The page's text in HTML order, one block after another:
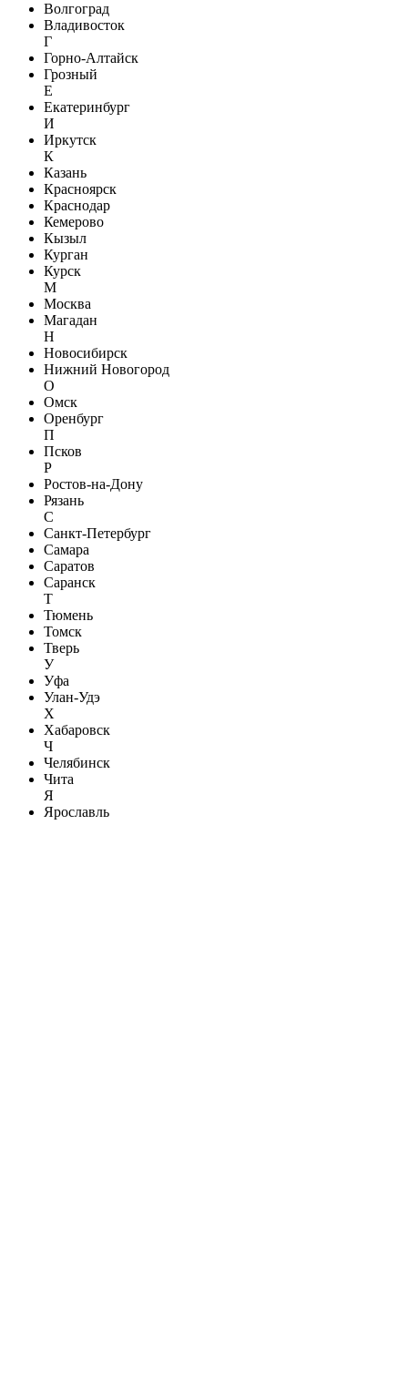
Волгоград
Владивосток
Г
Горно-Алтайск
Грозный
Е
Екатеринбург
И
Иркутск
К
Казань
Красноярск
Краснодар
Кемерово
Кызыл
Курган
Курск
М
Москва
Магадан
Н
Новосибирск
Нижний Новогород
О
Омск
Оренбург
П
Псков
Р
Ростов-на-Дону
Рязань
С
Санкт-Петербург
Самара
Саратов
Саранск
Т
Тюмень
Томск
Тверь
У
Уфа
Улан-Удэ
Х
Хабаровск
Ч
Челябинск
Чита
Я
Ярославль